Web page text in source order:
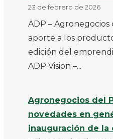
23 de febrero de 2026
ADP –
aporte a los
edición del
ADP Vision –...
Agronegocios del
novedades en
inauguración de